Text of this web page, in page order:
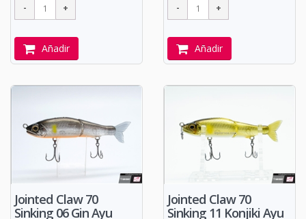
Añadir Añadir
Jointed Claw 70
Sinking 06 Gin Ayu
Jointed Claw 70
Sinking 11 Konjiki Ayu